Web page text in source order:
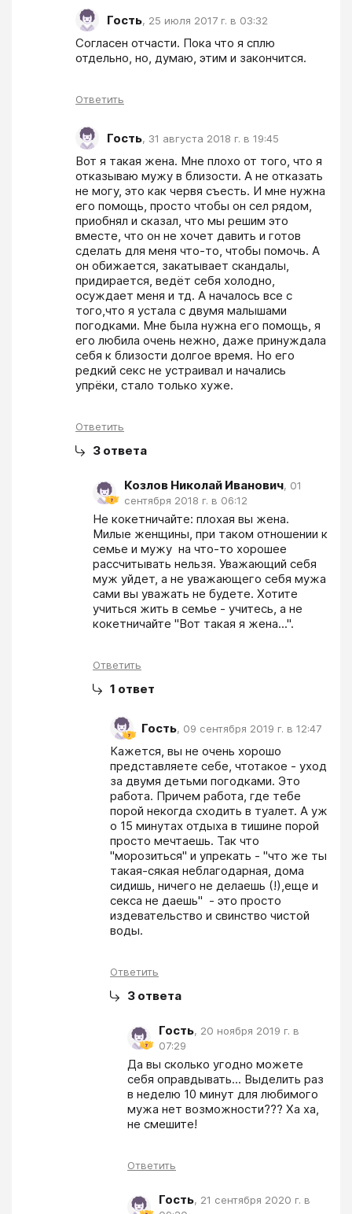
Гость, 25 июля 2017 г. в 03:32
Согласен отчасти. Пока что я сплю
отдельно, но, думаю, этим и закончится.
Ответить
Гость, 31 августа 2018 г. в 19:45
Вот я такая жена. Мне плохо от того, что я
отказываю мужу в близости. А не отказать
не могу, это как червя съесть. И мне нужна
его помощь, просто чтобы он сел рядом,
приобнял и сказал, что мы решим это
вместе, что он не хочет давить и готов
сделать для меня что-то, чтобы помочь. А
он обижается, закатывает скандалы,
придирается, ведёт себя холодно,
осуждает меня и тд. А началось все с
того,что я устала с двумя малышами
погодками. Мне была нужна его помощь, я
его любила очень нежно, даже принуждала
себя к близости долгое время. Но его
редкий секс не устраивал и начались
упрёки, стало только хуже.
Ответить
3 ответа
Козлов Николай Иванович, 01
сентября 2018 г. в 06:12
Не кокетничайте: плохая вы жена.
Милые женщины, при таком отношении к
семье и мужу  на что-то хорошее
рассчитывать нельзя. Уважающий себя
муж уйдет, а не уважающего себя мужа
сами вы уважать не будете. Хотите
учиться жить в семье - учитесь, а не
кокетничайте "Вот такая я жена...".
Ответить
1 ответ
Гость, 09 сентября 2019 г. в 12:47
Кажется, вы не очень хорошо
представляете себе, чтотакое - уход
за двумя детьми погодками. Это
работа. Причем работа, где тебе
порой некогда сходить в туалет. А уж
о 15 минутах отдыха в тишине порой
просто мечтаешь. Так что
"морозиться" и упрекать - "что же ты
такая-сякая неблагодарная, дома
сидишь, ничего не делаешь (!),еще и
секса не даешь"  - это просто
издевательство и свинство чистой
воды.
Ответить
3 ответа
Гость, 20 ноября 2019 г. в
07:29
Да вы сколько угодно можете
себя оправдывать... Выделить раз
в неделю 10 минут для любимого
мужа нет возможности??? Ха ха,
не смешите!
Ответить
Гость, 21 сентября 2020 г. в